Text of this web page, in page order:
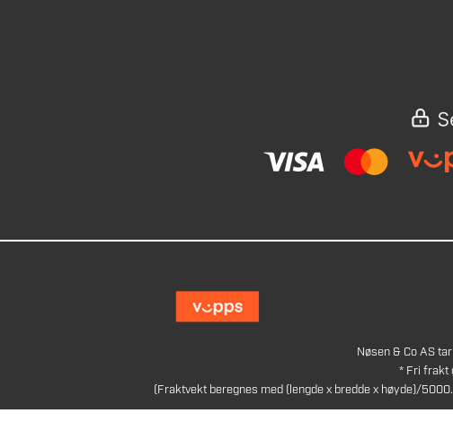
Nøsen & Co AS
* Fri frakt
(Fraktvekt beregnes med (lengde x bredde x høyde)/